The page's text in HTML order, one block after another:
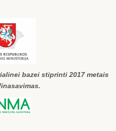
bazei stiprinti 2017 metais